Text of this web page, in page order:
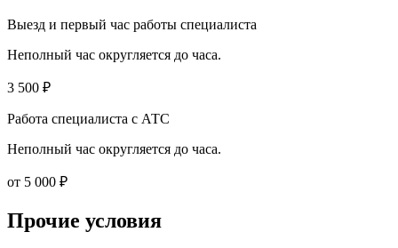
Выезд и первый час работы специалиста
Неполный час округляется до часа.
3 500 ₽
Работа специалиста с АТС
Неполный час округляется до часа.
от 5 000 ₽
Прочие условия